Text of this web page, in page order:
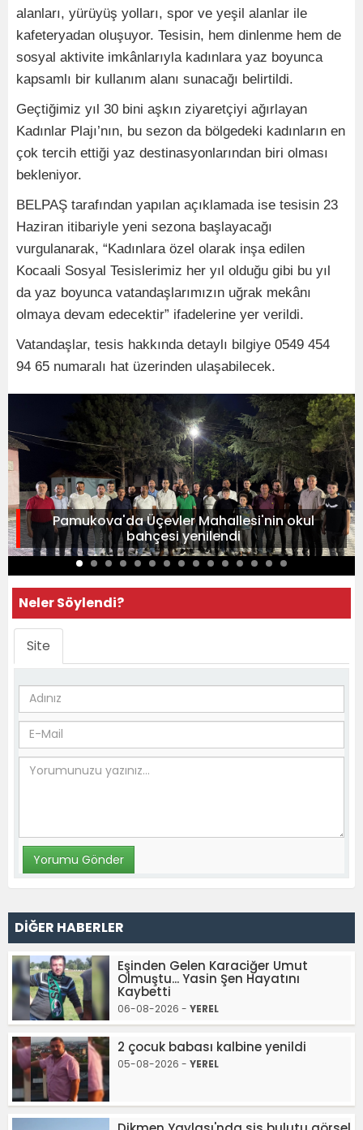
alanları, yürüyüş yolları, spor ve yeşil alanlar ile
kafeteryadan oluşuyor. Tesisin, hem dinlenme hem de
sosyal aktivite imkânlarıyla kadınlara yaz boyunca
kapsamlı bir kullanım alanı sunacağı belirtildi.
Geçtiğimiz yıl 30 bini aşkın ziyaretçiyi ağırlayan
Kadınlar Plajı’nın, bu sezon da bölgedeki kadınların en
çok tercih ettiği yaz destinasyonlarından biri olması
bekleniyor.
BELPAŞ tarafından yapılan açıklamada ise tesisin 23
Haziran itibariyle yeni sezona başlayacağı
vurgulanarak, “Kadınlara özel olarak inşa edilen
Kocaali Sosyal Tesislerimiz her yıl olduğu gibi bu yıl
da yaz boyunca vatandaşlarımızın uğrak mekânı
olmaya devam edecektir” ifadelerine yer verildi.
Vatandaşlar, tesis hakkında detaylı bilgiye 0549 454
94 65 numaralı hat üzerinden ulaşabilecek.
Pamukova'da Üçevler Mahallesi'nin okul
bahçesi yenilendi
Neler Söylendi?
Site
DİĞER HABERLER
Eşinden Gelen Karaciğer Umut
Olmuştu... Yasin Şen Hayatını
Kaybetti
06-08-2026 - YEREL
2 çocuk babası kalbine yenildi
05-08-2026 - YEREL